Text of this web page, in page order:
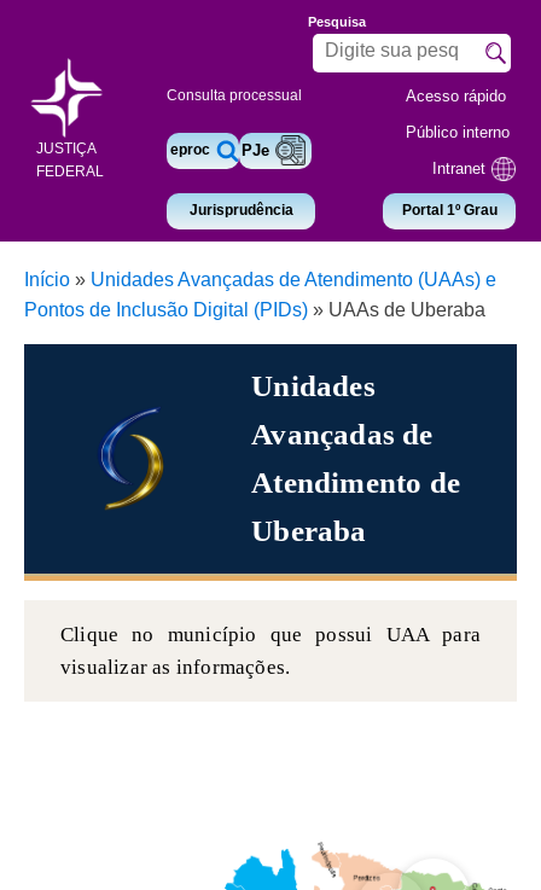
JUSTIÇA
FEDERAL
Consulta processual
eproc PJe
Jurisprudência
Pesquisa
Acesso rápido
Público interno
Intranet
Portal 1º Grau
Início » Unidades Avançadas de Atendimento (UAAs) e
Pontos de Inclusão Digital (PIDs) » UAAs de Uberaba
Unidades
Avançadas de
Atendimento de
Uberaba
Clique no município que possui UAA para
visualizar as informações.